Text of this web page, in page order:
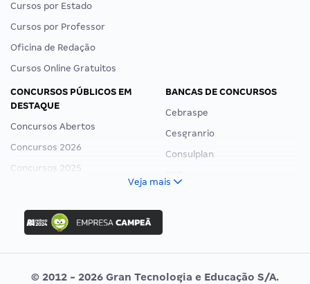
Cursos por Estado
Cursos por Professor
Oficina de Redação
Cursos Online Gratuitos
CONCURSOS PÚBLICOS EM
DESTAQUE
Concursos Abertos
Concursos 2026
Concursos 2025
Concurso Ibama
Concurso MPU
Editais publicados
BANCAS DE CONCURSOS
Cebraspe
Cesgranrio
Consulplan
Vunesp
Veja mais
© 2012 - 2026 Gran Tecnologia e Educação S/A.